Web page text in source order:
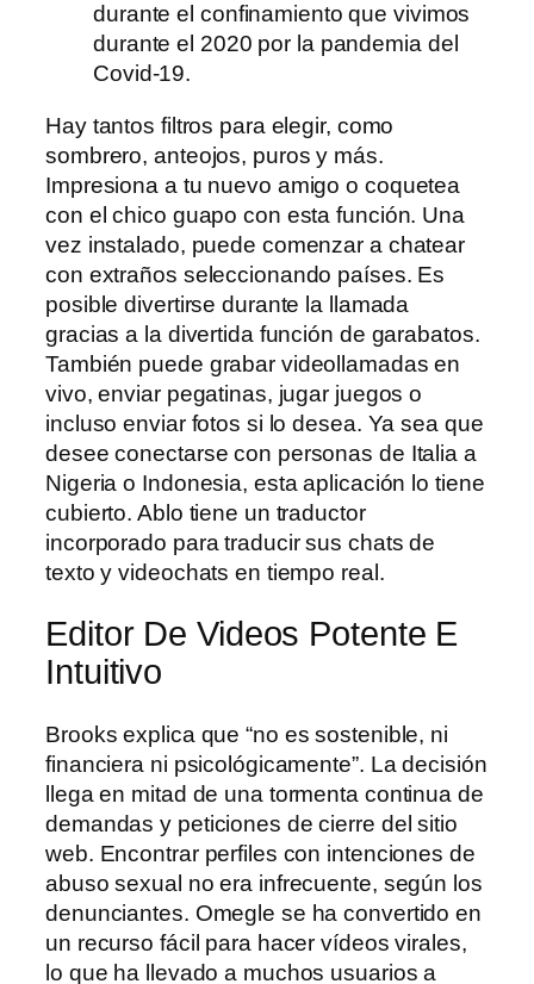
durante el confinamiento que vivimos
durante el 2020 por la pandemia del
Covid-19.
Hay tantos filtros para elegir, como
sombrero, anteojos, puros y más.
Impresiona a tu nuevo amigo o coquetea
con el chico guapo con esta función. Una
vez instalado, puede comenzar a chatear
con extraños seleccionando países. Es
posible divertirse durante la llamada
gracias a la divertida función de garabatos.
También puede grabar videollamadas en
vivo, enviar pegatinas, jugar juegos o
incluso enviar fotos si lo desea. Ya sea que
desee conectarse con personas de Italia a
Nigeria o Indonesia, esta aplicación lo tiene
cubierto. Ablo tiene un traductor
incorporado para traducir sus chats de
texto y videochats en tiempo real.
Editor De Videos Potente E
Intuitivo
Brooks explica que “no es sostenible, ni
financiera ni psicológicamente”. La decisión
llega en mitad de una tormenta continua de
demandas y peticiones de cierre del sitio
web. Encontrar perfiles con intenciones de
abuso sexual no era infrecuente, según los
denunciantes. Omegle se ha convertido en
un recurso fácil para hacer vídeos virales,
lo que ha llevado a muchos usuarios a